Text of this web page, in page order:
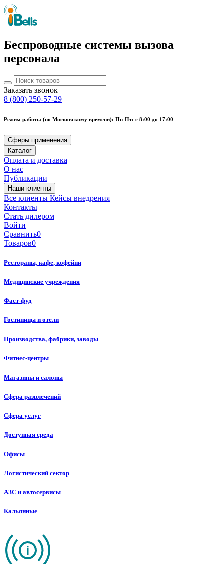
Беспроводные системы вызова
персонала
Заказать звонок
8 (800) 250-57-29
Режим работы (по Московскому времени): Пн-Пт: с 8:00 до 17:00
Сферы применения
Каталог
Оплата и доставка
О нас
Публикации
Наши клиенты
Все клиенты Кейсы внедрения
Контакты
Стать дилером
Войти
Сравнить0
Товаров0
Рестораны, кафе, кофейни
Медицинские учреждения
Фаст-фуд
Гостиницы и отели
Производства, фабрики, заводы
Фитнес-центры
Магазины и салоны
Сфера развлечений
Сфера услуг
Доступная среда
Офисы
Логистический сектор
АЗС и автосервисы
Кальянные